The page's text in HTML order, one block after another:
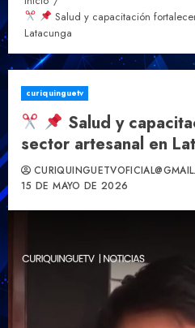
Salud y capacitación
Latacunga
curiquinguetv
Salud y
sector artesanal en
15 DE MAYO DE 2026